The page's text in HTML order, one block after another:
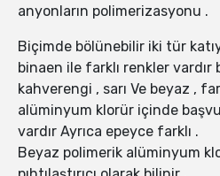
anyonların polimerizasyonu .
Biçimde bölünebilir iki tür
binaen ile farklı renkler
kahverengi , sarı Ve beyaz ,
alüminyum klorür içinde
vardır Ayrıca epeyce farklı .
Beyaz polimerik alüminyum